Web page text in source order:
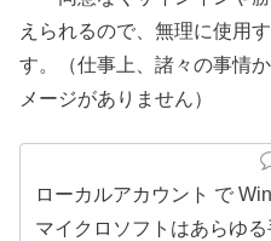
えられるので、無理に使用
す。（仕事上、諸々の事情
メージがありません）
ローカルアカウント で
マイクロソフトはあらゆ